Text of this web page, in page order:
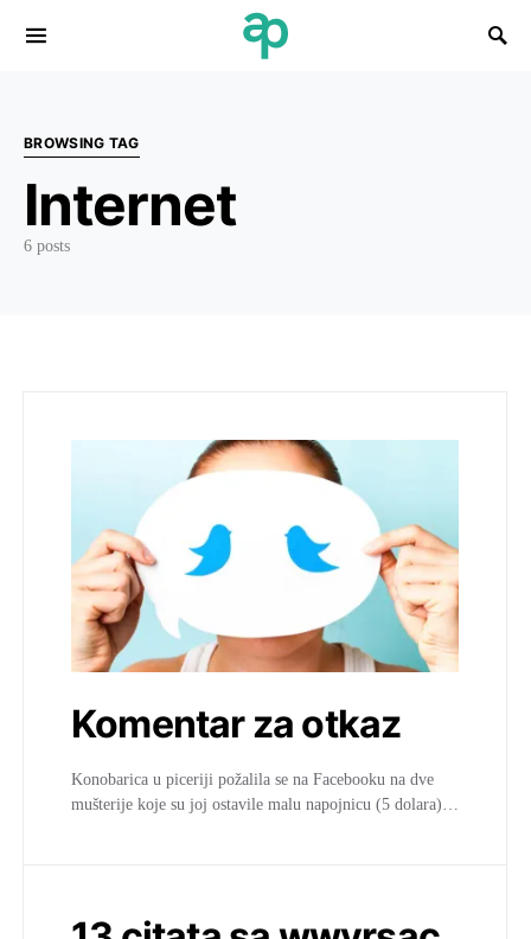
Search for:
BROWSING TAG
Internet
6 posts
Komentar za otkaz
Konobarica u piceriji požalila se na Facebooku na dve
mušterije koje su joj ostavile malu napojnicu (5 dolara)…